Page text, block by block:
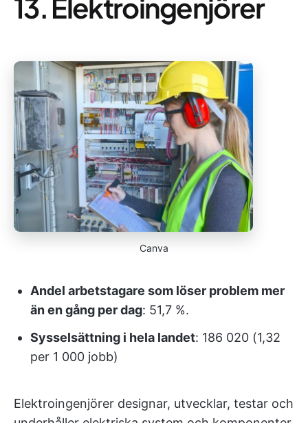
13. Elektroingenjörer
Canva
Andel arbetstagare som löser problem mer
än en gång per dag: 51,7 %.
Sysselsättning i hela landet: 186 020 (1,32
per 1 000 jobb)
Elektroingenjörer designar, utvecklar, testar och